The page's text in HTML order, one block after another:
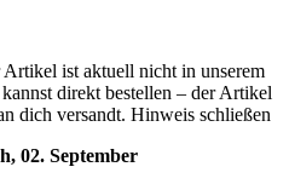
Artikel ist aktuell nicht in unserem
direkt bestellen – der Artikel
dich versandt. Hinweis schließen
02. September